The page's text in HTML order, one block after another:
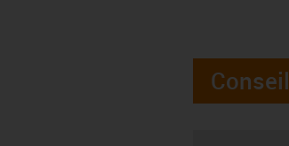
Conseil